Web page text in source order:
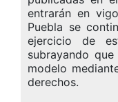
entrarán en
Puebla se
ejercicio de
subrayando
modelo
derechos.